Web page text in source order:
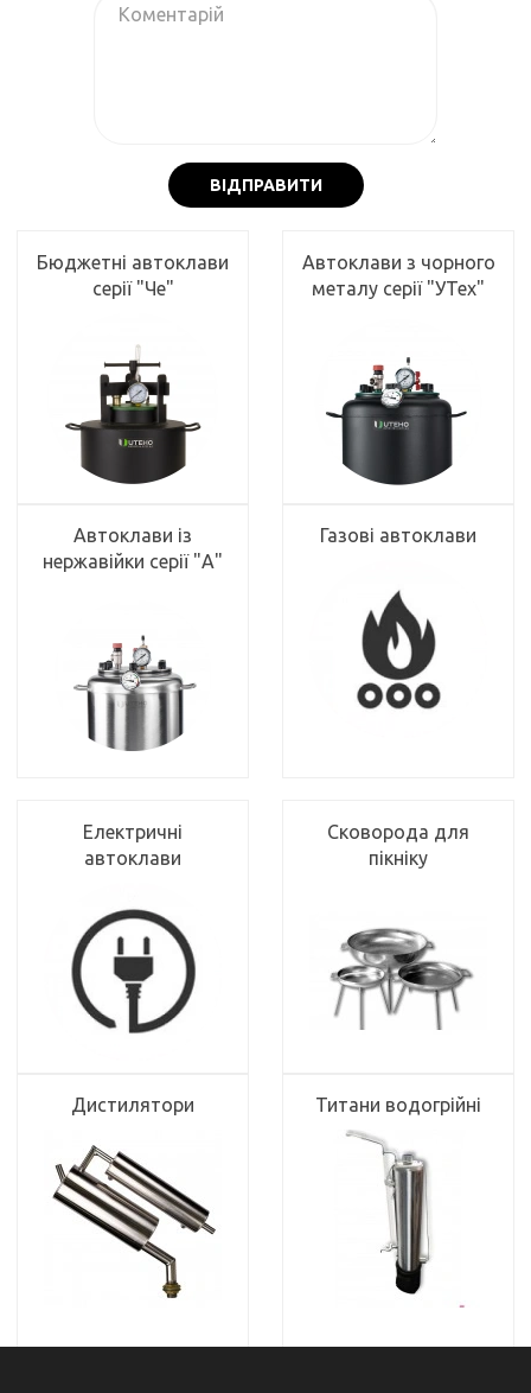
ВІДПРАВИТИ
Бюджетні автоклави
серії "Че"
Автоклави з чорного
металу серії "УТех"
Автоклави із
нержавійки серії "А"
Газові автоклави
Електричні
автоклави
Сковорода для
пікніку
Дистилятори Титани водогрійні